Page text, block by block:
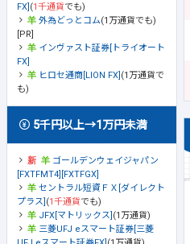
FX] (1千通貨でも)
外為どっとコム(1万通貨でも)
[PR]
インヴァスト証券[トライオート
FX]
ヒロセ通商[LION FX] (1万通貨で
も)
5千円以上→1万円未満
ゴールデンウェイジャパン
[FXTFMT4][FXTFGX]
セントラル短資ＦＸ[ダイレクト
プラス] (1千通貨でも)
JFX[マトリックス] (1万通貨)
三菱UFJ eスマート証券[三菱